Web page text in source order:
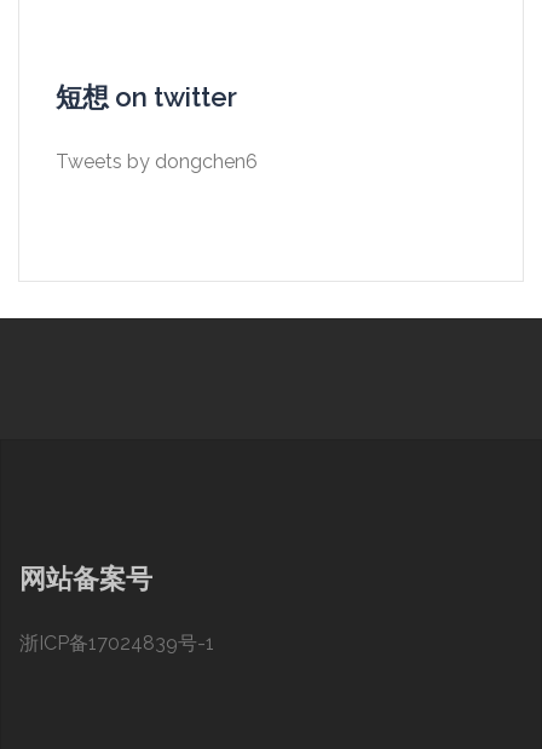
短想 on twitter
Tweets by dongchen6
网站备案号
浙ICP备17024839号-1